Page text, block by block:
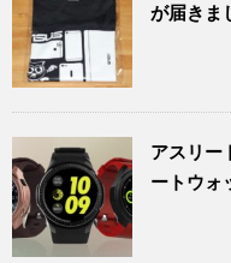
が届きま
アスリー
ートウォ